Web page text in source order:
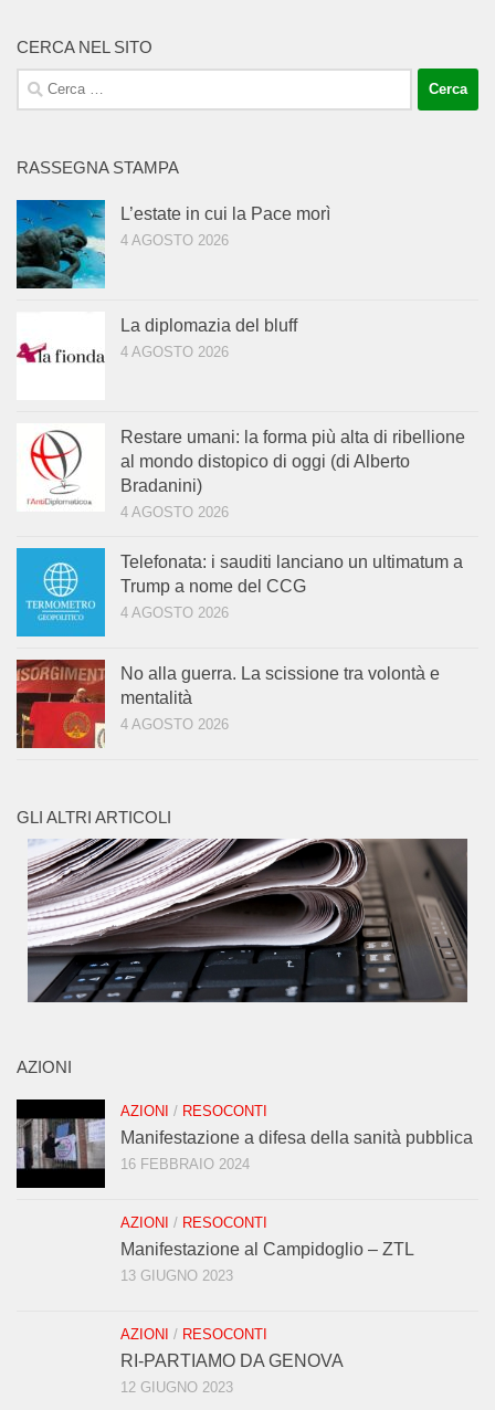
CERCA NEL SITO
Ricerca
per:
RASSEGNA STAMPA
L’estate in cui la Pace morì
4 AGOSTO 2026
La diplomazia del bluff
4 AGOSTO 2026
Restare umani: la forma più alta di ribellione
al mondo distopico di oggi (di Alberto
Bradanini)
4 AGOSTO 2026
Telefonata: i sauditi lanciano un ultimatum a
Trump a nome del CCG
4 AGOSTO 2026
No alla guerra. La scissione tra volontà e
mentalità
4 AGOSTO 2026
GLI ALTRI ARTICOLI
AZIONI
AZIONI / RESOCONTI
Manifestazione a difesa della sanità pubblica
16 FEBBRAIO 2024
AZIONI / RESOCONTI
Manifestazione al Campidoglio – ZTL
13 GIUGNO 2023
AZIONI / RESOCONTI
RI-PARTIAMO DA GENOVA
12 GIUGNO 2023